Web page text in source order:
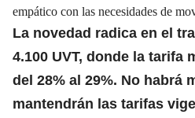
empático con las necesidades de
La novedad radica en el
4.100 UVT, donde la tarifa
del 28% al 29%. No habrá
mantendrán las tarifas